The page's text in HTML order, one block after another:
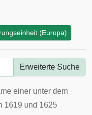
(Europa)
Erweiterte Suche
einer unter dem
1619 und 1625